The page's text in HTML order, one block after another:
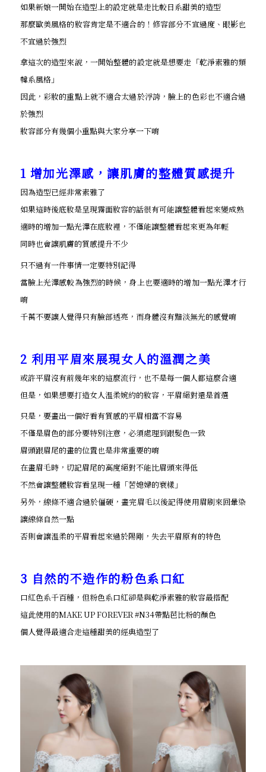
如果新娘一開始在造型上的設定就是走比較日系甜美的造型
那麼歐美風格的妝容肯定是不適合的！修容部分不宜過度、眼影也
不宜過於強烈
拿這次的造型來說，一開始整體的設定就是想要走「乾淨素雅的類
韓系風格」
因此，彩妝的重點上就不適合太過於浮誇，臉上的色彩也不適合過
於強烈
妝容部分有幾個小重點與大家分享一下唷
1 增加光澤感，讓肌膚的整體質感提升
因為造型已經非常素雅了
如果這時後底妝是呈現霧面妝容的話很有可能讓整體看起來變成熟
適時的增加一點光澤在底妝裡，不僅能讓整體看起來更為年輕
同時也會讓肌膚的質感提升不少
只不過有一件事情一定要特別記得
當臉上光澤感較為強烈的時候，身上也要適時的增加一點光澤才行
唷
千萬不要讓人覺得只有臉部透亮，而身體沒有黯淡無光的感覺唷
2 利用平眉來展現女人的溫潤之美
或許平眉沒有前幾年來的這麼流行，也不是每一個人都這麼合適
但是，如果想要打造女人溫柔婉約的妝容，平眉絕對還是首選
只是，要畫出一個好看有質感的平眉相當不容易
不僅是眉色的部分要特別注意，必須處理到跟髮色一致
眉頭跟眉尾的畫的位置也是非常重要的唷
在畫眉毛時，切記眉尾的高度絕對不能比眉頭來得低
不然會讓整體妝容看呈現一種「苦媳婦的衰樣」
另外，線條不適合過於僵硬，畫完眉毛以後記得使用眉刷來回暈染
讓線條自然一點
否則會讓溫柔的平眉看起來過於陽剛，失去平眉原有的特色
3 自然的不造作的粉色系口紅
口紅色系千百種，但粉色系口紅卻是與乾淨素雅的妝容最搭配
這此使用的MAKE UP FOREVER #N34帶點芭比粉的顏色
個人覺得最適合走這種甜美的經典造型了